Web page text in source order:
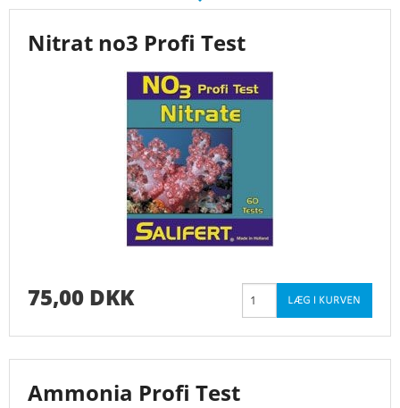
Nitrat no3 Profi Test
75,00 DKK
Ammonia Profi Test